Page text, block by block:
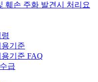
훼손 주화 발견시 처리요
기준
기준 FAQ
급